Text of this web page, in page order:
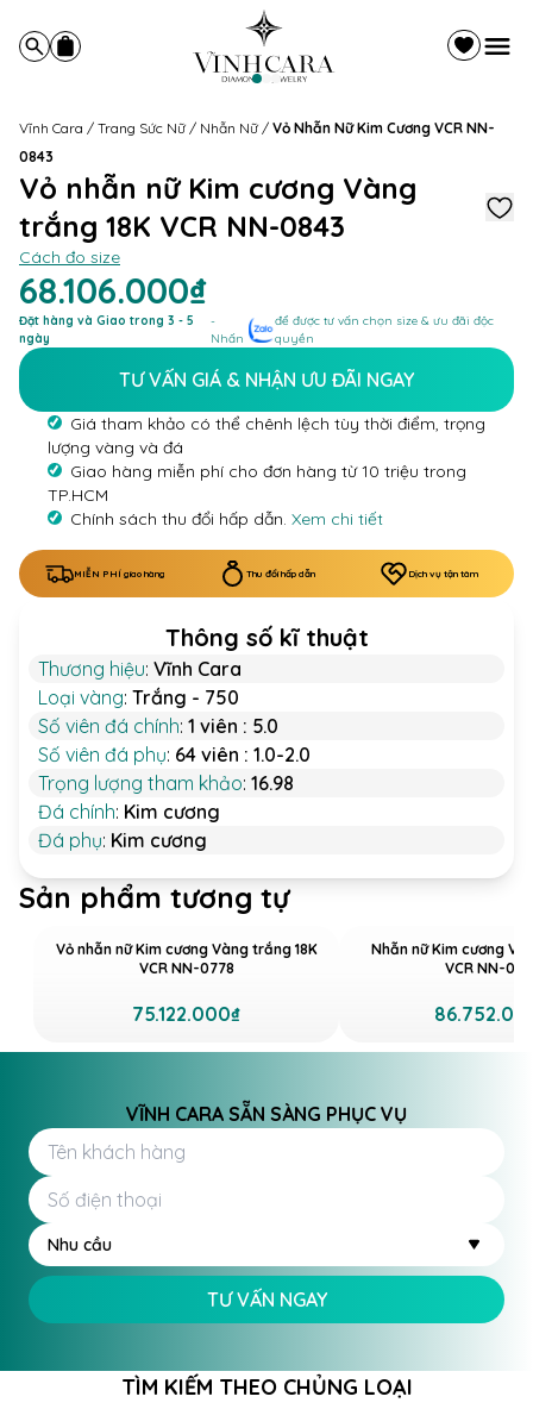
Vĩnh Cara / Trang Sức Nữ / Nhẫn Nữ / Vỏ Nhẫn Nữ Kim Cương VCR NN-
0843
Vỏ nhẫn nữ Kim cương Vàng
trắng 18K VCR NN-0843
Cách đo size
68.106.000₫
Đặt hàng và Giao trong 3 - 5
ngày
-
Nhấn
để được tư vấn chọn size & ưu đãi độc
quyền
TƯ VẤN GIÁ & NHẬN ƯU ĐÃI NGAY
Giá tham khảo có thể chênh lệch tùy thời điểm, trọng
lượng vàng và đá
Giao hàng miễn phí cho đơn hàng từ 10 triệu trong
TP.HCM
Chính sách thu đổi hấp dẫn. Xem chi tiết
MIỄN PHÍ giao hàng Thu đổi hấp dẫn Dịch vụ tận tâm
Thông số kĩ thuật
Thương hiệu: Vĩnh Cara
Loại vàng: Trắng - 750
Số viên đá chính: 1 viên : 5.0
Số viên đá phụ: 64 viên : 1.0-2.0
Trọng lượng tham khảo: 16.98
Đá chính: Kim cương
Đá phụ: Kim cương
Sản phẩm tương tự
Vỏ nhẫn nữ Kim cương Vàng trắng 18K
VCR NN-0778
75.122.000₫
Nhẫn nữ Kim cương
VCR NN-
VĨNH CARA SẴN SÀNG PHỤC VỤ
Nhu cầu
TƯ VẤN NGAY
TÌM KIẾM THEO CHỦNG LOẠI